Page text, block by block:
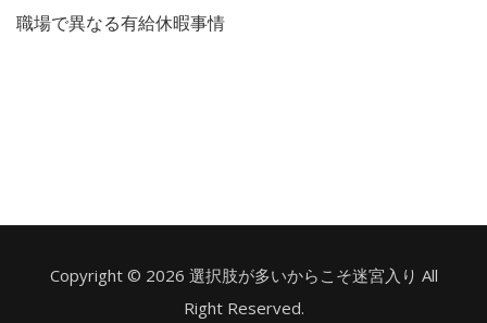
職場で異なる有給休暇事情
Copyright © 2026 選択肢が多いからこそ迷宮入り All
Right Reserved.